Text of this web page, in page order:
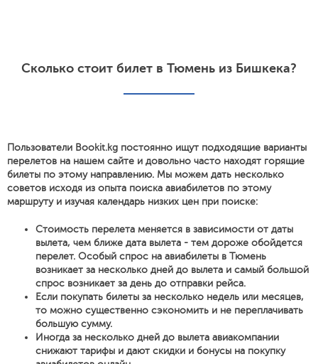
Сколько стоит билет в Тюмень из Бишкека?
Пользователи Bookit.kg постоянно ищут подходящие варианты
перелетов на нашем сайте и довольно часто находят горящие
билеты по этому направлению. Мы можем дать несколько
советов исходя из опыта поиска авиабилетов по этому
маршруту и изучая календарь низких цен при поиске:
Стоимость перелета меняется в зависимости от даты
вылета, чем ближе дата вылета - тем дороже обойдется
перелет. Особый спрос на авиабилеты в Тюмень
возникает за несколько дней до вылета и самый большой
спрос возникает за день до отправки рейса.
Если покупать билеты за несколько недель или месяцев,
то можно существенно сэкономить и не переплачивать
большую сумму.
Иногда за несколько дней до вылета авиакомпании
снижают тарифы и дают скидки и бонусы на покупку